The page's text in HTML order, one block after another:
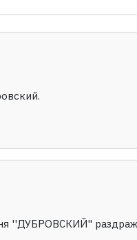
''ДУБРОВСКИЙ"